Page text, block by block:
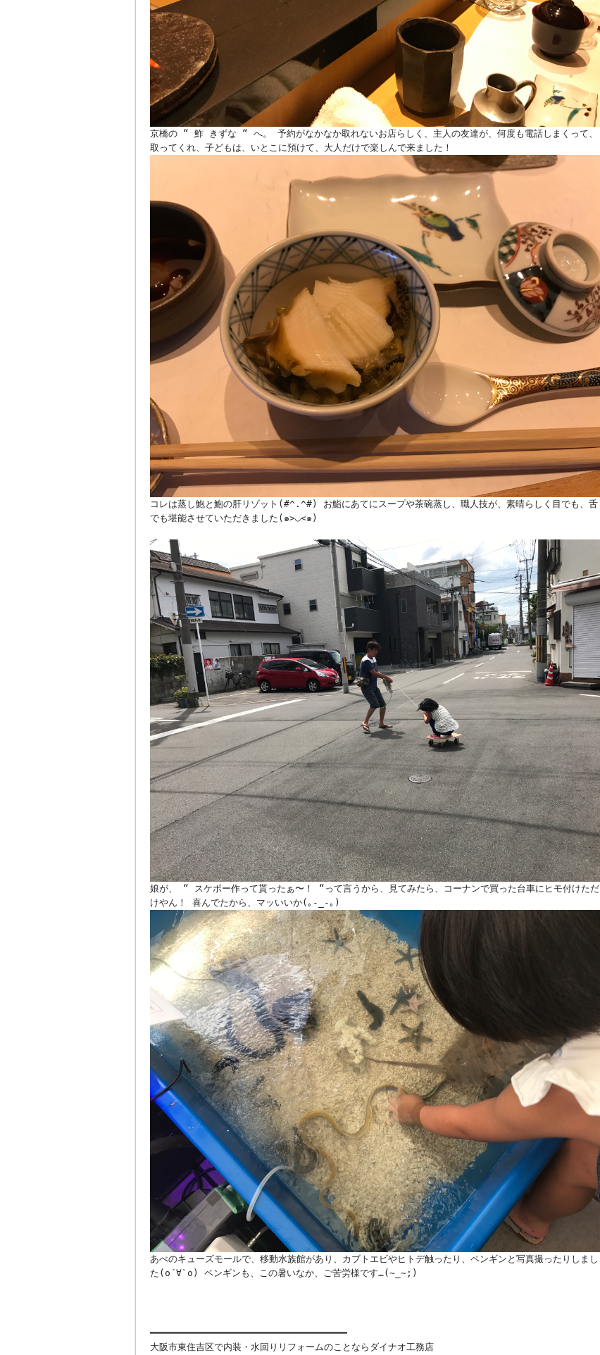
京橋の “ 鮓 きずな “ へ。 予約がなかなか取れないお店らしく、主人の友達が、何度も電話しまくって、
取ってくれ、子どもは、いとこに預けて、大人だけで楽しんで来ました！
コレは蒸し鮑と鮑の肝リゾット(#^.^#) お鮨にあてにスープや茶碗蒸し、職人技が、素晴らしく目でも、舌
でも堪能させていただきました(๑>◡<๑)
娘が、 “ スケボー作って貰ったぁ〜！ “って言うから、見てみたら、コーナンで買った台車にヒモ付けただ
けやん！ 喜んでたから、マッいいか(｡-_-｡)
あべのキューズモールで、移動水族館があり、カブトエビやヒトデ触ったり、ペンギンと写真撮ったりしまし
た(о´∀`о) ペンギンも、この暑いなか、ご苦労様です…(~_~;)
━━━━━━━━━━━━━━━━━━━━━━━━━━━━━━━━━━━
大阪市東住吉区で内装・水回りリフォームのことならダイナオ工務店